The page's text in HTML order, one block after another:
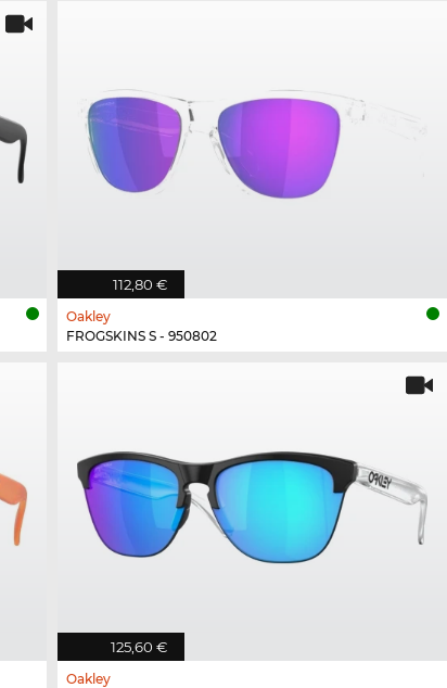
112,80 €
Oakley
FROGSKINS S - 950802
125,60 €
Oakley